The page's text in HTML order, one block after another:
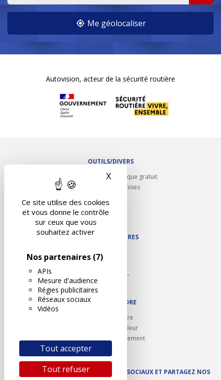
Ce site utilise des cookies
et vous donne le contrôle
sur ceux que vous
souhaitez activer
Nos partenaires (7)
APIs
Mesure d'audience
Régies publicitaires
Réseaux sociaux
Vidéos
Tout accepter
Tout refuser
X Masquer le bandeau des
Me géolocaliser
Autovision, acteur de la sécurité routière
OUTILS/DIVERS
Rappel contrôle technique gratuit
Partenariats/Remises
Contact
NOS PARTENAIRES
Autodidact
Karoil
Autovision PL
Motovision
NOUS REJOINDRE
Ouvrir un centre
Devenez contrôleur
Carrières et recrutement
SUIVEZ AUTOVISION SUR LES RÉSEAUX SOCIAUX ET PARTAGEZ NOS